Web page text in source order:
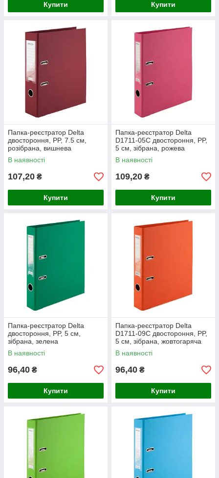
Купити Купити
Папка-реєстратор Delta
двостороння, PP, 7.5 см,
розібрана, вишнева
В наявності
107,20 ₴
Купити
Папка-реєстратор Delta
D1711-05C двостороння, PP,
5 см, зібрана, рожева
В наявності
109,20 ₴
Купити
Папка-реєстратор Delta
двостороння, PP, 5 см,
зібрана, зелена
В наявності
96,40 ₴
Купити
Папка-реєстратор Delta
D1711-09C двостороння, PP,
5 см, зібрана, жовтогаряча
В наявності
96,40 ₴
Купити